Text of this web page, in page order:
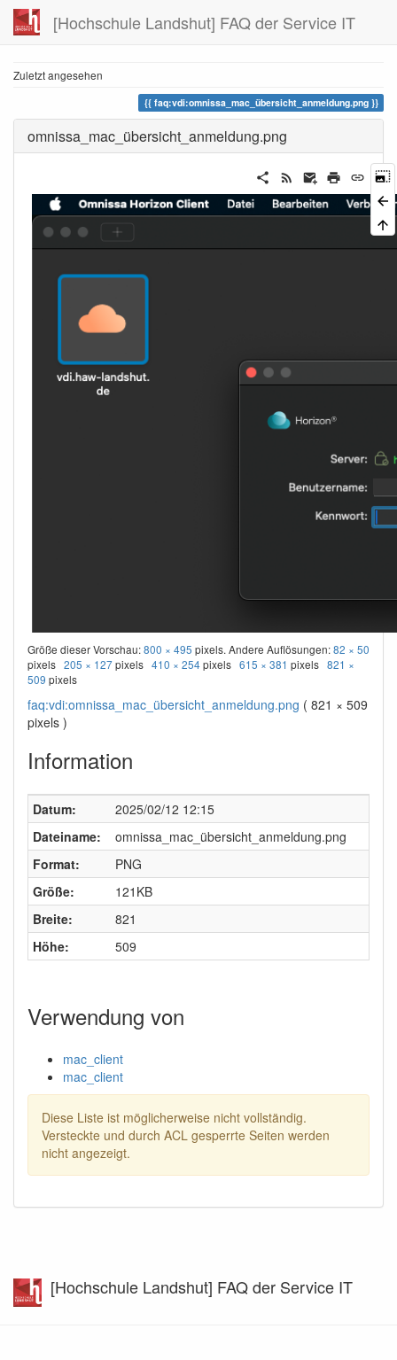
[Hochschule Landshut] FAQ der Service IT
Zuletzt angesehen
faq:vdi:omnissa_mac_übersicht_anmeldung.png
omnissa_mac_übersicht_anmeldung.png
Größe dieser Vorschau:800 × 495 pixels. Andere Auflösungen:82 × 50
pixels 205 × 127pixels 410 × 254pixels 615 × 381 pixels 821 ×
509 pixels
faq:vdi:omnissa_mac_übersicht_anmeldung.png ( 821 × 509
pixels )
Information
Datum:
2025/02/12 12:15
Dateiname:
omnissa_mac_übersicht_anmeldung.png
Format:
PNG
Größe:
121KB
Breite:
821
Höhe:
509
Verwendung von
mac_client
mac_client
Diese Liste ist möglicherweise nicht vollständig.
Versteckte und durch ACL gesperrte Seiten werden
nicht angezeigt.
[Hochschule Landshut] FAQ der Service IT